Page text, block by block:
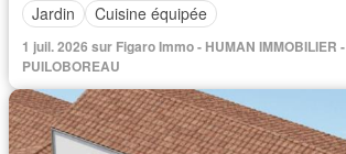
Jardin
Cuisine équipée
1 juil. 2026 sur Figaro Immo - HUMAN IMMOBILIER -
PUILOBOREAU